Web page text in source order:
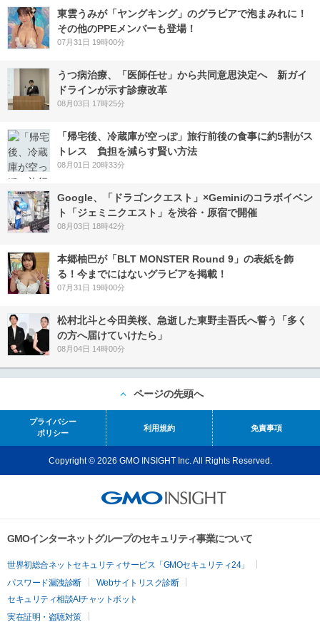
東雲うみが「ヤングキング」のグラビアで泡まみれに！
その他のPPEメンバーも登場！
07月31日 19時00分
うつ病治療、「医師任せ」から共同意思決定へ 新ガイ
ドラインが示す診療改革
08月03日 17時25分
「帰宅後、冷蔵庫が空っぽ」旅行前後の食事に約5割がス
トレス 負担を減らす賢い方法
08月01日 20時33分
Google、「ドラゴンクエスト」×Geminiのコラボイベン
ト「ジェミニクエスト」を渋谷・原宿で開催
08月03日 18時42分
本郷柚巴が「BLT MONSTER Round 9」の表紙を飾
る！今までにはないグラビアを掲載！
07月31日 19時00分
松村北斗と今田美桜、急逝した東野圭吾氏へ誓う「多く
の方へ届けていけたら」
08月04日 14時00分
ページの先頭へ
プライバシー
ポリシー
利用規約 免責事項
Copyright © 2026 GMO INSIGHT Inc. All Rights Reserved.
GMOインターネットグループのセキュリティ事業について
世界初総合ネットセキュリティサービス「GMOセキュリティ24」
パスワード漏洩診断
Webサイトリスク診断
セキュリティ相談AIチャットボット
実在証明・盗聴対策